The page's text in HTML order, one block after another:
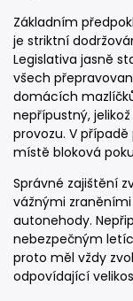
Základním
je striktní
Legislativa jasně
všech
domácích
nepřípustný,
provozu. V
místě bloková
Správné zajištění
vážnými
autonehody.
nebezpečným
proto měl vždy
odpovídající